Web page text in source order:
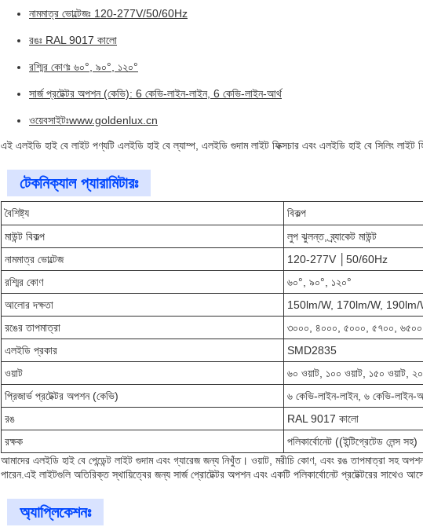
নামমাত্র ভোল্টেজঃ 120-277V/50/60Hz
রঙঃ RAL 9017 কালো
রশ্মির কোণঃ ৬০°, ৯০°, ১২০°
সার্জ প্রটেক্টর অপশন (কেভি): 6 কেভি-লাইন-লাইন, 6 কেভি-লাইন-আর্থ
ওয়েবসাইটঃwww.goldenlux.cn
এই এলইডি হাই বে লাইট পণ্যটি এলইডি হাই বে ল্যাম্প, এলইডি গুদাম লাইট ফিক্সচার এবং এলইডি হাই বে সিলিং লাইট
টেকনিক্যাল প্যারামিটারঃ
বৈশিষ্ট্য
বিকল্প
মাউন্ট বিকল্প
লুপ ঝুলন্ত, ব্র্যাকেট মাউন্ট
নামমাত্র ভোল্টেজ
120-277V │50/60Hz
রশ্মির কোণ
৬০°, ৯০°, ১২০°
আলোর দক্ষতা
150lm/W, 170lm/W, 190lm/
রঙের তাপমাত্রা
৩০০০, ৪০০০, ৫০০০, ৫৭০০, ৬৫০০
এলইডি প্রকার
SMD2835
ওয়াট
৬০ ওয়াট, ১০০ ওয়াট, ১৫০ ওয়াট,
প্রিজার্ভ প্রটেক্টর অপশন (কেভি)
৬ কেভি-লাইন-লাইন, ৬ কেভি-লাইন-
রঙ
RAL 9017 কালো
রক্ষক
পলিকার্বোনেট ((ইন্টিগ্রেটেড লেন্স সহ)
আমাদের এলইডি হাই বে পেন্ডেন্ট লাইট গুদাম এবং গ্যারেজ জন্য নিখুঁত। ওয়াট, মরীচি কোণ, এবং রঙ তাপমাত্রা সহ
পারেন.এই লাইটগুলি অতিরিক্ত স্থায়িত্বের জন্য সার্জ প্রোটেক্টর অপশন এবং একটি পলিকার্বোনেট প্রটেক্টরের সাথেও
অ্যাপ্লিকেশনঃ